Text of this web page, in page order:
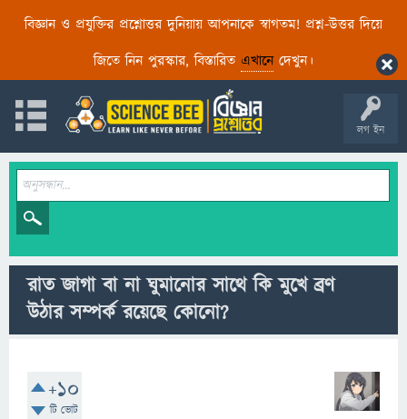
বিজ্ঞান ও প্রযুক্তির প্রশ্নোত্তর দুনিয়ায় আপনাকে স্বাগতম! প্রশ্ন-উত্তর দিয়ে
জিতে নিন পুরস্কার, বিস্তারিত এখানেদেখুন।
লগ ইন
রাত জাগা বা না ঘুমানোর সাথে কি মুখে ব্রণ
উঠার সম্পর্ক রয়েছে কোনো?
+10
টি ভোট